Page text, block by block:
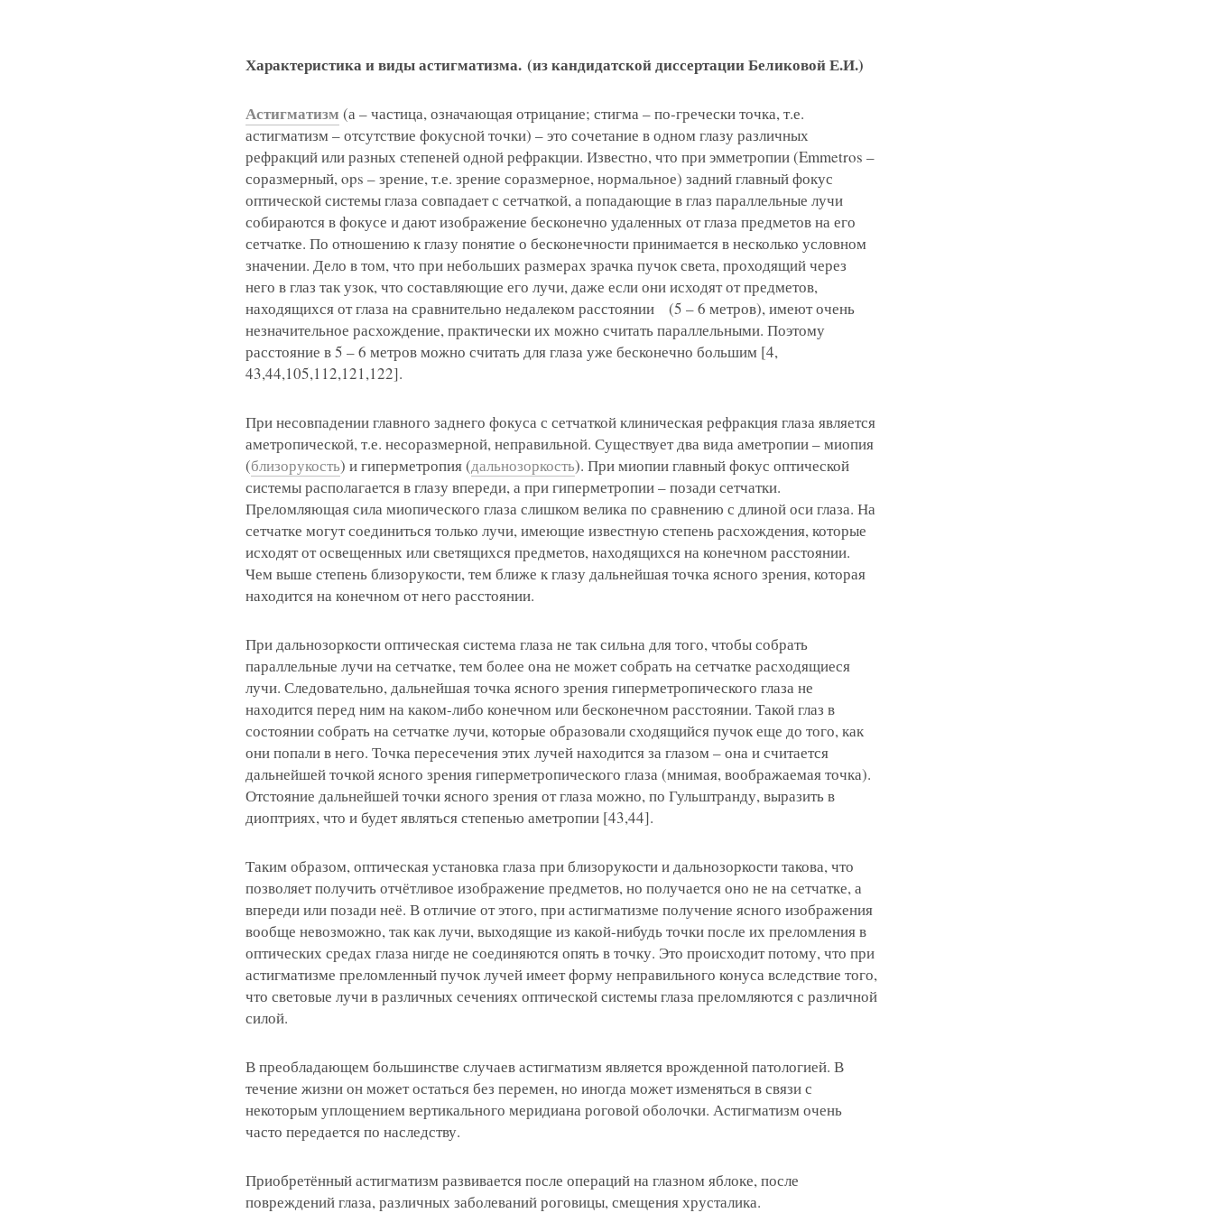
Характеристика и виды астигматизма. (из кандидатской диссертации Беликовой Е.И.)
Астигматизм (а – частица, означающая отрицание; стигма – по-гречески точка, т.е.
астигматизм – отсутствие фокусной точки) – это сочетание в одном глазу различных
рефракций или разных степеней одной рефракции. Известно, что при эмметропии (Emmetros –
соразмерный, ops – зрение, т.е. зрение соразмерное, нормальное) задний главный фокус
оптической системы глаза совпадает с сетчаткой, а попадающие в глаз параллельные лучи
собираются в фокусе и дают изображение бесконечно удаленных от глаза предметов на его
сетчатке. По отношению к глазу понятие о бесконечности принимается в несколько условном
значении. Дело в том, что при небольших размерах зрачка пучок света, проходящий через
него в глаз так узок, что составляющие его лучи, даже если они исходят от предметов,
находящихся от глаза на сравнительно недалеком расстоянии (5 – 6 метров), имеют очень
незначительное расхождение, практически их можно считать параллельными. Поэтому
расстояние в 5 – 6 метров можно считать для глаза уже бесконечно большим [4,
43,44,105,112,121,122].
При несовпадении главного заднего фокуса с сетчаткой клиническая рефракция глаза является
аметропической, т.е. несоразмерной, неправильной. Существует два вида аметропии – миопия
(близорукость) и гиперметропия (дальнозоркость). При миопии главный фокус оптической
системы располагается в глазу впереди, а при гиперметропии – позади сетчатки.
Преломляющая сила миопического глаза слишком велика по сравнению с длиной оси глаза. На
сетчатке могут соединиться только лучи, имеющие известную степень расхождения, которые
исходят от освещенных или светящихся предметов, находящихся на конечном расстоянии.
Чем выше степень близорукости, тем ближе к глазу дальнейшая точка ясного зрения, которая
находится на конечном от него расстоянии.
При дальнозоркости оптическая система глаза не так сильна для того, чтобы собрать
параллельные лучи на сетчатке, тем более она не может собрать на сетчатке расходящиеся
лучи. Следовательно, дальнейшая точка ясного зрения гиперметропического глаза не
находится перед ним на каком-либо конечном или бесконечном расстоянии. Такой глаз в
состоянии собрать на сетчатке лучи, которые образовали сходящийся пучок еще до того, как
они попали в него. Точка пересечения этих лучей находится за глазом – она и считается
дальнейшей точкой ясного зрения гиперметропического глаза (мнимая, воображаемая точка).
Отстояние дальнейшей точки ясного зрения от глаза можно, по Гульштранду, выразить в
диоптриях, что и будет являться степенью аметропии [43,44].
Таким образом, оптическая установка глаза при близорукости и дальнозоркости такова, что
позволяет получить отчётливое изображение предметов, но получается оно не на сетчатке, а
впереди или позади неё. В отличие от этого, при астигматизме получение ясного изображения
вообще невозможно, так как лучи, выходящие из какой-нибудь точки после их преломления в
оптических средах глаза нигде не соединяются опять в точку. Это происходит потому, что при
астигматизме преломленный пучок лучей имеет форму неправильного конуса вследствие того,
что световые лучи в различных сечениях оптической системы глаза преломляются с различной
силой.
В преобладающем большинстве случаев астигматизм является врожденной патологией. В
течение жизни он может остаться без перемен, но иногда может изменяться в связи с
некоторым уплощением вертикального меридиана роговой оболочки. Астигматизм очень
часто передается по наследству.
Приобретённый астигматизм развивается после операций на глазном яблоке, после
повреждений глаза, различных заболеваний роговицы, смещения хрусталика.